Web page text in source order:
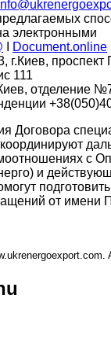
электронными
Document.online
г.Киев, проспект
111
отделение
Договора
с
и
от имени